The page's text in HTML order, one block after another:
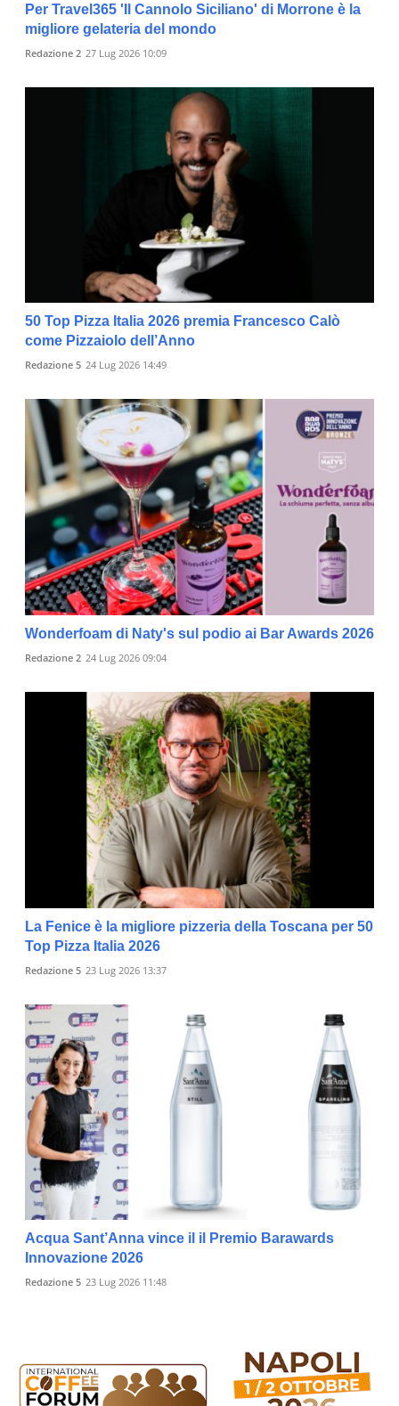
Per Travel365 'Il Cannolo Siciliano' di Morrone è la
migliore gelateria del mondo
Redazione 2 27 Lug 2026 10:09
50 Top Pizza Italia 2026 premia Francesco Calò
come Pizzaiolo dell’Anno
Redazione 5 24 Lug 2026 14:49
Wonderfoam di Naty's sul podio ai Bar Awards 2026
Redazione 2 24 Lug 2026 09:04
La Fenice è la migliore pizzeria della Toscana per 50
Top Pizza Italia 2026
Redazione 5 23 Lug 2026 13:37
Acqua Sant’Anna vince il il Premio Barawards
Innovazione 2026
Redazione 5 23 Lug 2026 11:48